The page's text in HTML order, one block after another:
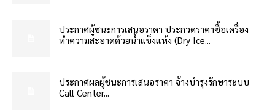
ประกาศผู้ชนะการเสนอราคา ประกวดราคาซื้อเครื่อง
ทำความสะอาดด้วยน้ำแข็งแห้ง (Dry Ice...
ประกาศผลผู้ชนะการเสนอราคา จ้างบำรุงรักษาระบบ
Call Center...